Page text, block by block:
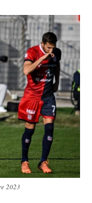
2023